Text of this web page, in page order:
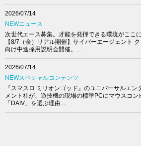
2026/07/14
NEWニュース
次世代エース募集。才能を発揮できる環境がここに
【8/7（金）リアル開催】サイバーエージェント
向け中途採用説明会開催。...
2026/07/14
NEWスペシャルコンテンツ
『スマスロ ミリオンゴッド』のユニバーサルエン
メント社が、遊技機の現場の標準PCにマウスコン
「DAIV」を選ぶ理由...